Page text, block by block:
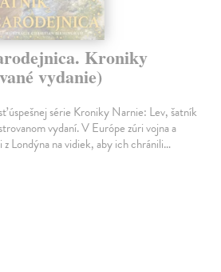
Kroniky
vydanie)
úspešnej série Kroniky Narnie: Lev, šatník
vydaní. V Európe zúri vojna a
z Londýna na vidiek, aby ich chránili…